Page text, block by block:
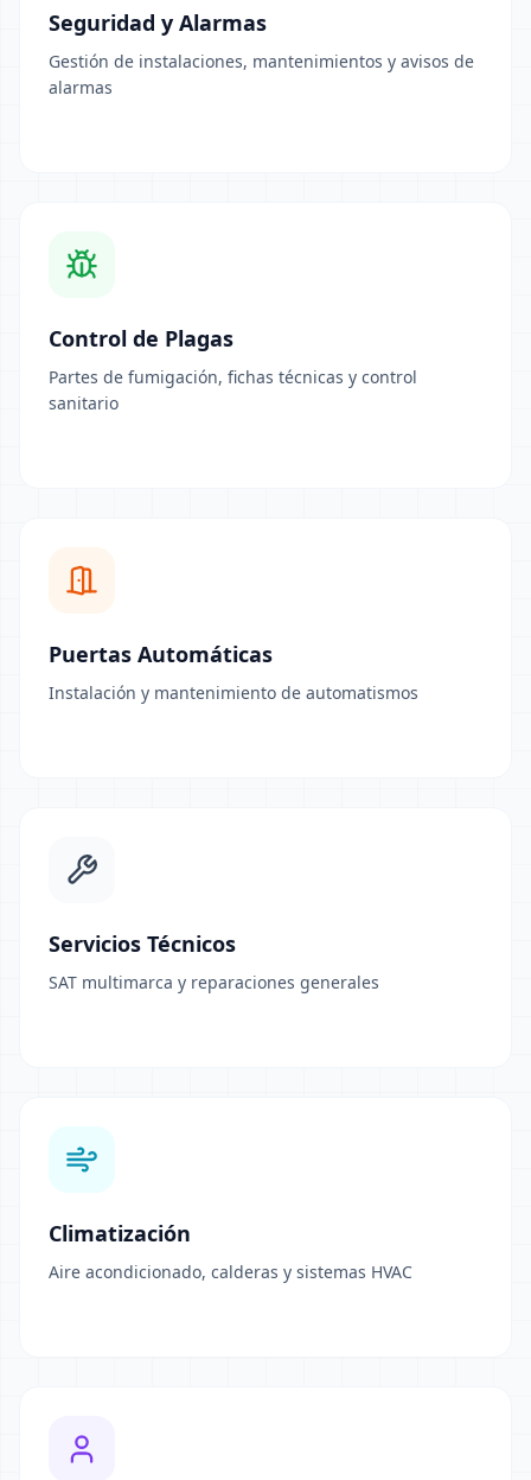
Seguridad y Alarmas
Gestión de instalaciones, mantenimientos y avisos de
alarmas
Control de Plagas
Partes de fumigación, fichas técnicas y control
sanitario
Puertas Automáticas
Instalación y mantenimiento de automatismos
Servicios Técnicos
SAT multimarca y reparaciones generales
Climatización
Aire acondicionado, calderas y sistemas HVAC